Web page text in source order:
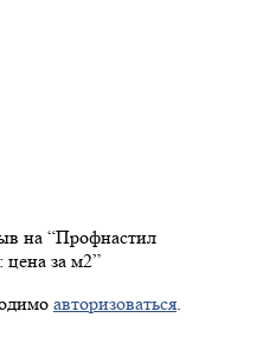
на “Профнастил
за м2”
авторизоваться